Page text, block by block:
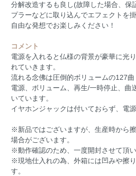
分解改造するも良し(故障した場合、保
プラーなどに取り込んでエフェクトを掛
自由な発想でお楽しみください！
コメント
電源を入れると仏様の背景が豪華に光
れていきます。
流れる念佛は圧倒的ボリュームの127曲
電源、ボリューム、再生/一時停止、曲
いています。
イヤホンジャックは付いておらず、電
※新品ではございますが、生産時から
場合がございます。
※動作確認のため、一度開封させて頂い
※現地仕入れの為、外箱には凹みや擦
す。